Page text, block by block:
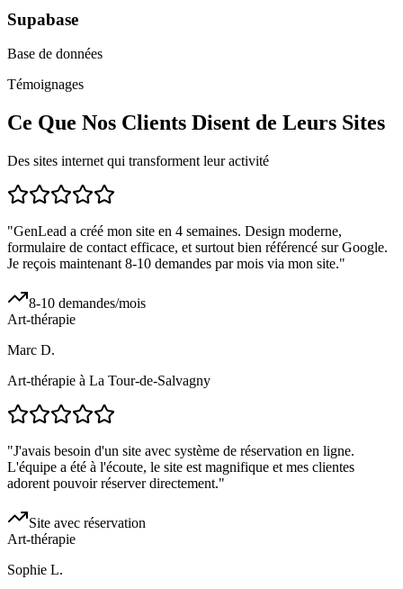
Supabase
Base de données
Témoignages
Ce Que Nos Clients Disent de Leurs Sites
Des sites internet qui transforment leur activité
"GenLead a créé mon site en 4 semaines. Design moderne,
formulaire de contact efficace, et surtout bien référencé sur Google.
Je reçois maintenant 8-10 demandes par mois via mon site."
8-10 demandes/mois
Art-thérapie
Marc D.
Art-thérapie à La Tour-de-Salvagny
"J'avais besoin d'un site avec système de réservation en ligne.
L'équipe a été à l'écoute, le site est magnifique et mes clientes
adorent pouvoir réserver directement."
Site avec réservation
Art-thérapie
Sophie L.